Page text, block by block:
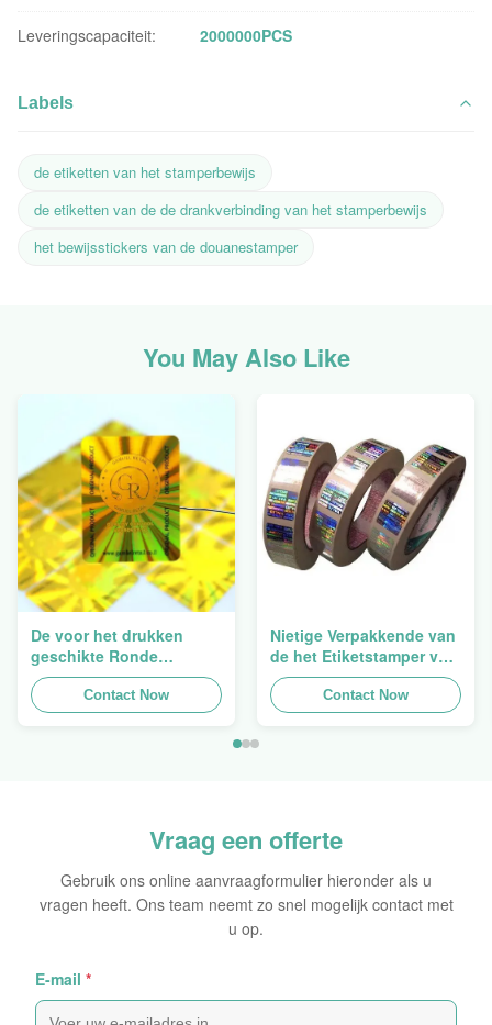
Leveringscapaciteit: 2000000PCS
Labels
de etiketten van het stamperbewijs
de etiketten van de de drankverbinding van het stamperbewijs
het bewijsstickers van de douanestamper
You May Also Like
De voor het drukken
geschikte Ronde
Verpakkende
Holografische
Zelfklevende Bladen van
Contact Now
Nietige Verpakkende van
de het Etiketstamper van
de Hologramveiligheid
Duidelijke het
Hologramsticker Logo
Contact Now
Vraag een offerte
Gebruik ons online aanvraagformulier hieronder als u
vragen heeft. Ons team neemt zo snel mogelijk contact met
u op.
E-mail *